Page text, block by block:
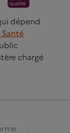
dépend
Santé
chargé